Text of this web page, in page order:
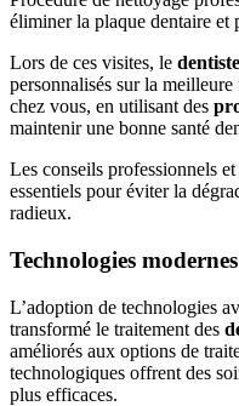
éliminer la plaque dentaire et
Lors de ces visites, le dentiste
personnalisés sur la
chez vous, en utilisant des
maintenir une bonne santé
Les conseils professionnels
essentiels pour éviter la
radieux.
Technologies
L’adoption de technologies
transformé le traitement des
améliorés aux options de
technologiques offrent des
plus efficaces.